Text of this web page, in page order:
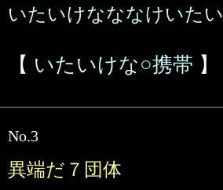
いたいけなななけいたい
【 いたいけな○携帯 】
No.3
異端だ７団体